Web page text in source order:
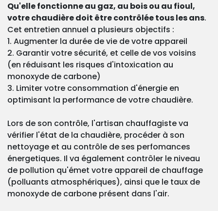
Qu'elle fonctionne au gaz, au bois ou au fioul,
votre chaudière doit être contrôlée tous les ans.
Cet entretien annuel a plusieurs objectifs :
1. Augmenter la durée de vie de votre appareil
2. Garantir votre sécurité, et celle de vos voisins
(en réduisant les risques d'intoxication au
monoxyde de carbone)
3. Limiter votre consommation d'énergie en
optimisant la performance de votre chaudière.
Lors de son contrôle, l'artisan chauffagiste va
vérifier l'état de la chaudière, procéder à son
nettoyage et au contrôle de ses perfomances
énergetiques. Il va également contrôler le niveau
de pollution qu'émet votre appareil de chauffage
(polluants atmosphériques), ainsi que le taux de
monoxyde de carbone présent dans l'air.